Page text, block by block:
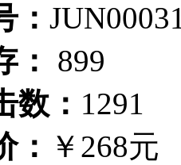
：
：
899
数： 1291
： ￥268元